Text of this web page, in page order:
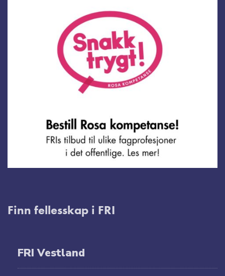
Finn fellesskap i FRI
FRI Vestland